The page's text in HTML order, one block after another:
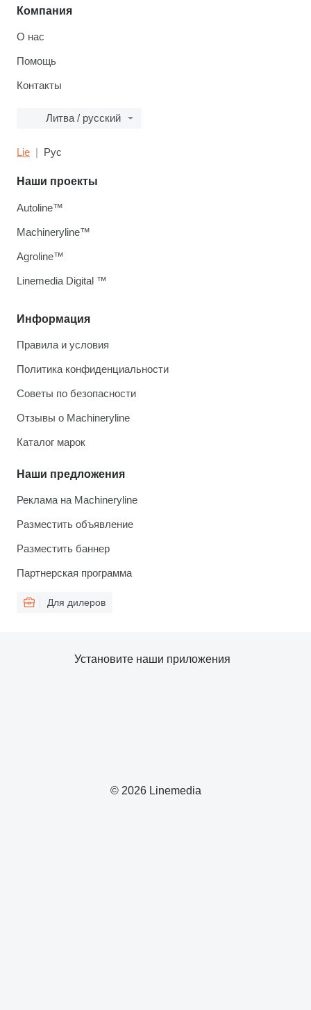
Компания
О нас
Помощь
Контакты
Литва / русский
Lie Рус
Информация
Правила и условия
Политика конфиденциальности
Советы по безопасности
Отзывы о Machineryline
Каталог марок
Наши предложения
Реклама на Machineryline
Разместить объявление
Разместить баннер
Партнерская программа
Для дилеров
Наши проекты
Autoline™
Machineryline™
Agroline™
Linemedia Digital ™
© 2026 Linemedia
Установите наши приложения